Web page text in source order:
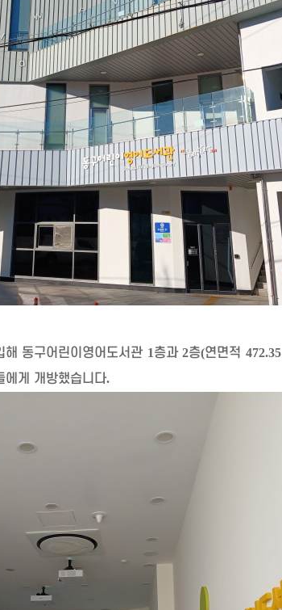
동구어린이영어도서관 1층과2층(연면적472.35
에게 개방했습니다.